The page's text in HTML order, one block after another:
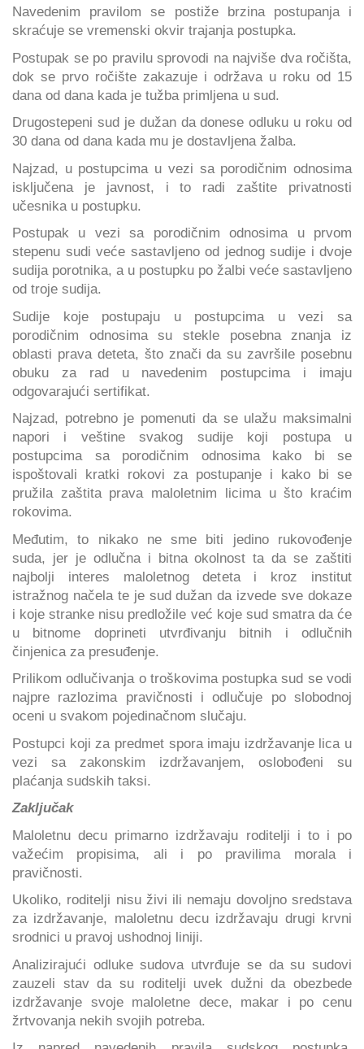
Navedenim pravilom se postiže brzina postupanja i
skraćuje se vremenski okvir trajanja postupka.
Postupak se po pravilu sprovodi na najviše dva ročišta,
dok se prvo ročište zakazuje i održava u roku od 15
dana od dana kada je tužba primljena u sud.
Drugostepeni sud je dužan da donese odluku u roku od
30 dana od dana kada mu je dostavljena žalba.
Najzad, u postupcima u vezi sa porodičnim odnosima
isključena je javnost, i to radi zaštite privatnosti
učesnika u postupku.
Postupak u vezi sa porodičnim odnosima u prvom
stepenu sudi veće sastavljeno od jednog sudije i dvoje
sudija porotnika, a u postupku po žalbi veće sastavljeno
od troje sudija.
Sudije koje postupaju u postupcima u vezi sa
porodičnim odnosima su stekle posebna znanja iz
oblasti prava deteta, što znači da su završile posebnu
obuku za rad u navedenim postupcima i imaju
odgovarajući sertifikat.
Najzad, potrebno je pomenuti da se ulažu maksimalni
napori i veštine svakog sudije koji postupa u
postupcima sa porodičnim odnosima kako bi se
ispoštovali kratki rokovi za postupanje i kako bi se
pružila zaštita prava maloletnim licima u što kraćim
rokovima.
Međutim, to nikako ne sme biti jedino rukovođenje
suda, jer je odlučna i bitna okolnost ta da se zaštiti
najbolji interes maloletnog deteta i kroz institut
istražnog načela te je sud dužan da izvede sve dokaze
i koje stranke nisu predložile već koje sud smatra da će
u bitnome doprineti utvrđivanju bitnih i odlučnih
činjenica za presuđenje.
Prilikom odlučivanja o troškovima postupka sud se vodi
najpre razlozima pravičnosti i odlučuje po slobodnoj
oceni u svakom pojedinačnom slučaju.
Postupci koji za predmet spora imaju izdržavanje lica u
vezi sa zakonskim izdržavanjem, oslobođeni su
plaćanja sudskih taksi.
Zaključak
Maloletnu decu primarno izdržavaju roditelji i to i po
važećim propisima, ali i po pravilima morala i
pravičnosti.
Ukoliko, roditelji nisu živi ili nemaju dovoljno sredstava
za izdržavanje, maloletnu decu izdržavaju drugi krvni
srodnici u pravoj ushodnoj liniji.
Analizirajući odluke sudova utvrđuje se da su sudovi
zauzeli stav da su roditelji uvek dužni da obezbede
izdržavanje svoje maloletne dece, makar i po cenu
žrtvovanja nekih svojih potreba.